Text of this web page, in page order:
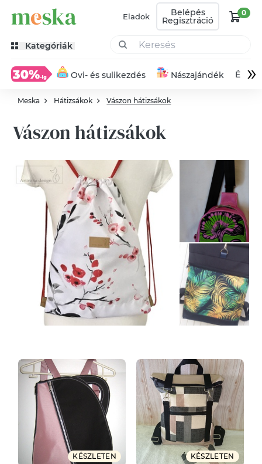
Eladok Belépés
Regisztráció
0
Kategóriák
Ovi- és sulikezdés Nászajándék »
Meska Hátizsákok Vászon hátizsákok
Vászon hátizsákok
KÉSZLETEN KÉSZLETEN